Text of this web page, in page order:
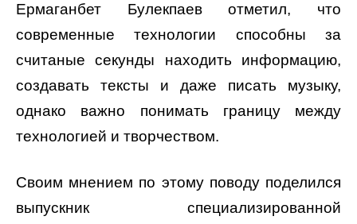
Ермаганбет Булекпаев отметил, что
современные технологии способны за
считаные секунды находить информацию,
создавать тексты и даже писать музыку,
однако важно понимать границу между
технологией и творчеством.
Своим мнением по этому поводу поделился
выпускник специализированной